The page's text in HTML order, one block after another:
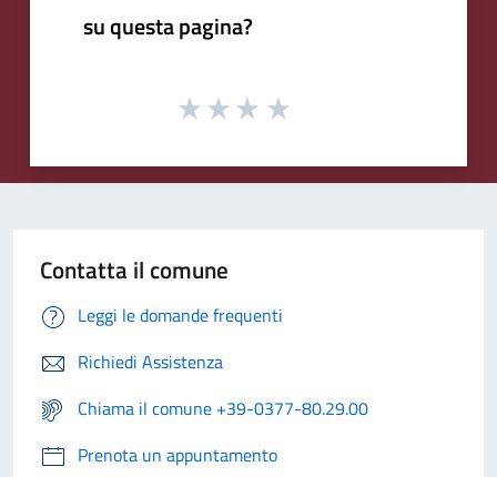
su questa pagina?
Contatta il comune
Leggi le domande frequenti
Richiedi Assistenza
Chiama il comune +39-0377-80.29.00
Prenota un appuntamento